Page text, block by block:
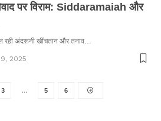
पर विराम: Siddaramaiah और
रही अंदरूनी खींचतान और तनाव…
2025
3 … 5 6